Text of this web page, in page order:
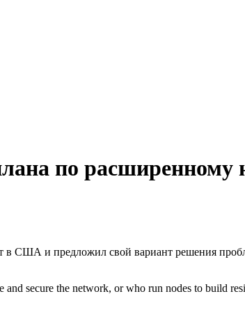
по расширенному
США и предложил свой вариант решения
secure the network, or who run nodes to build